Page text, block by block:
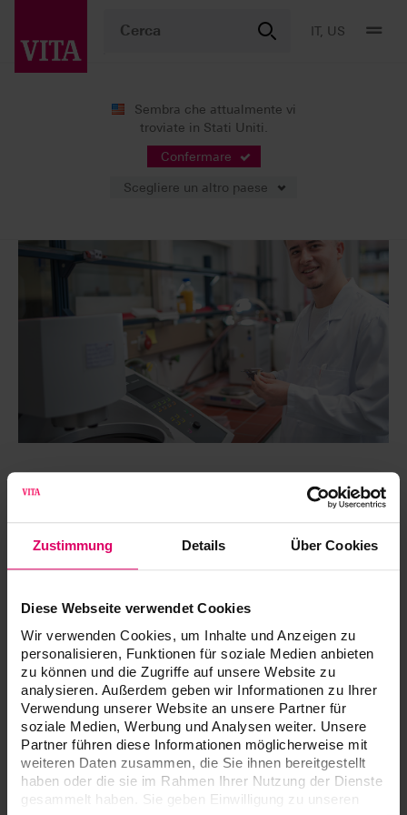
Zustimmung Details Über Cookies
Diese Webseite verwendet Cookies
Wir verwenden Cookies, um Inhalte und Anzeigen zu
personalisieren, Funktionen für soziale Medien anbieten
zu können und die Zugriffe auf unsere Website zu
analysieren. Außerdem geben wir Informationen zu Ihrer
Verwendung unserer Website an unsere Partner für
soziale Medien, Werbung und Analysen weiter. Unsere
Partner führen diese Informationen möglicherweise mit
weiteren Daten zusammen, die Sie ihnen bereitgestellt
haben oder die sie im Rahmen Ihrer Nutzung der Dienste
gesammelt haben. Sie geben Einwilligung zu unseren
IT, US
Sembra che attualmente vi
troviate in Stati Uniti.
Confermare
Scegliere un altro paese
Scuole e università
Scuole e università
Studi clinici, dissertazioni e tesi di master
e sicurezza nella pratica. Anche in futuro VITA si
scientifici indipendenti. VITA collabora con le principali
istituzioni universitarie e didattiche di tutto il mondo e si
impegna a sostenere nuovi concetti e sviluppi.
In base a rigorosi criteri di selezione, VITA promuove
specificamente la ricerca all'avanguardia nel contesto di
studi clinici, tesi di laurea o di master.
I nostri esperti saranno lieti di esaminare il vostro concept